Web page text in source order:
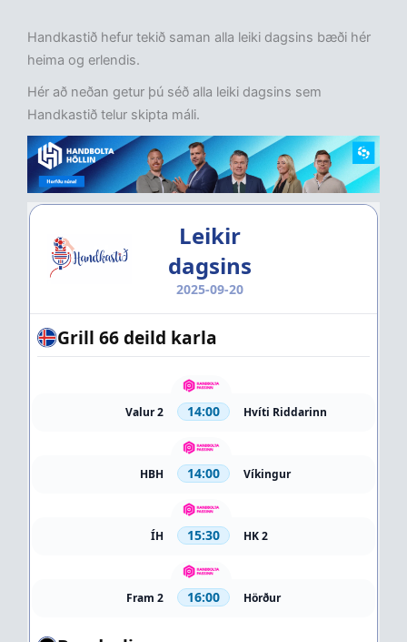
Handkastið hefur tekið saman alla leiki dagsins bæði hér
heima og erlendis.
Hér að neðan getur þú séð alla leiki dagsins sem
Handkastið telur skipta máli.